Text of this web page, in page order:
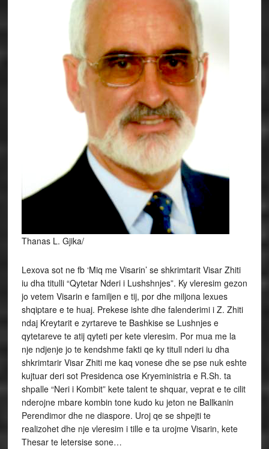
Thanas L. Gjika/
Lexova sot ne fb ‘Miq me Visarin’ se shkrimtarit Visar Zhiti
iu dha titulli “Qytetar Nderi i Lushshnjes”. Ky vleresim gezon
jo vetem Visarin e familjen e tij, por dhe miljona lexues
shqiptare e te huaj. Prekese ishte dhe falenderimi i Z. Zhiti
ndaj Kreytarit e zyrtareve te Bashkise se Lushnjes e
qytetareve te atij qyteti per kete vleresim. Por mua me la
nje ndjenje jo te kendshme fakti qe ky titull nderi iu dha
shkrimtarir Visar Zhiti me kaq vonese dhe se pse nuk eshte
kujtuar deri sot Presidenca ose Kryeministria e R.Sh. ta
shpalle “Neri i Kombit” kete talent te shquar, veprat e te cilit
nderojne mbare kombin tone kudo ku jeton ne Ballkanin
Perendimor dhe ne diaspore. Uroj qe se shpejti te
realizohet dhe nje vleresim i tille e ta urojme Visarin, kete
Thesar te letersise sone…